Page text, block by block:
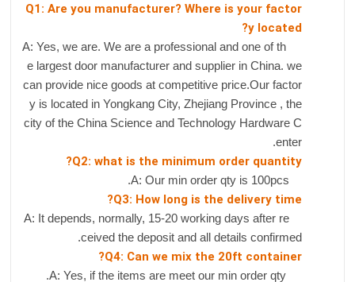
Q1: Are you manufacturer? Where is your factor
y located?
A: Yes, we are. We are a professional and one of th
e largest door manufacturer and supplier in China. we
can provide nice goods at competitive price.Our factor
y is located in Yongkang City, Zhejiang Province , the
city of the China Science and Technology Hardware C
enter.
Q2: what is the minimum order quantity?
Q3: How long is the delivery time?
A: It depends, normally, 15-20 working days after re
ceived the deposit and all details confirmed.
Q4: Can we mix the 20ft container?
A: Yes, if the items are meet our min order qty.